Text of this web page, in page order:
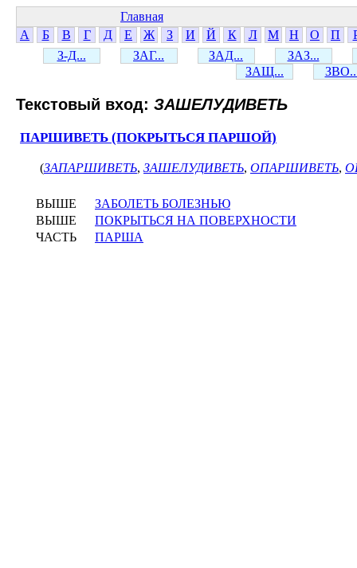
Главная
А
Б В Г Д Е Ж З И Й К Л М Н О П
З-Д...
ЗАГ... ЗАД...
ЗАЗ...
ЗАЩ...
Текстовый вход: ЗАШЕЛУДИВЕТЬ
ПАРШИВЕТЬ (ПОКРЫТЬСЯ ПАРШОЙ)
(ЗАПАРШИВЕТЬ, ЗАШЕЛУДИВЕТЬ, ОПАРШИВЕТЬ,
ВЫШЕ
ЗАБОЛЕТЬ БОЛЕЗНЬЮ
ВЫШЕ
ПОКРЫТЬСЯ НА ПОВЕРХНОСТИ
ЧАСТЬ
ПАРША